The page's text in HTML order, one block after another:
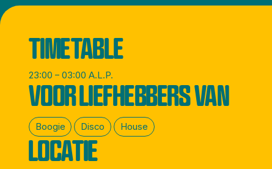
TIMETABLE
23:00 – 03:00 A.L.P.
VOOR LIEFHEBBERS VAN
Boogie Disco House
LOCATIE